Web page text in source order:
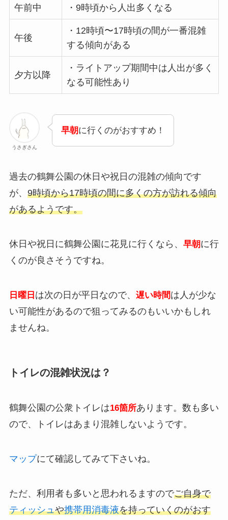
午前中 ・9時頃から人出多くなる
午後
・12時頃〜17時頃の間が一番混雑
する傾向がある
夕方以降
・ライトアップ期間中は人出が多く
なる可能性あり
うさぎさん
早朝に行くのがおすすめ！
過去の鶴舞公園の休日や祝日の混雑の傾向です
が、 9時頃から17時頃の間に多くの方が訪れる傾向
があるようです。
休日や祝日に鶴舞公園に花見に行くなら、 早朝に行
くのが良さそうですね。
日曜日 は次の日が平日なので、 遅い時間は人が少な
い可能性があるので狙ってみるのもいいかもしれ
ませんね。
トイレの混雑状況は？
鶴舞公園の公衆トイレは16箇所あります。数も多い
ので、トイレはあまり混雑しないようです。
マップにて確認してみて下さいね。
ただ、利用者も多いと思われるますのでご自身で
ティッシュや携帯用消毒液を持っていくのがおす